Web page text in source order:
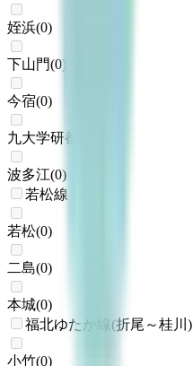
姪浜(0)
下山門(0)
今宿(0)
九大学研都市
波多江(0)
若松線
若松(0)
二島(0)
本城(0)
福北ゆたか線(折尾～桂川)
小竹(0)